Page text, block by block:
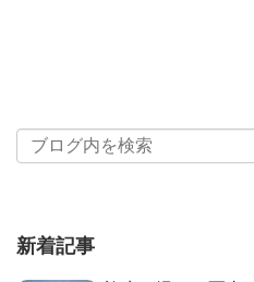
新着記事